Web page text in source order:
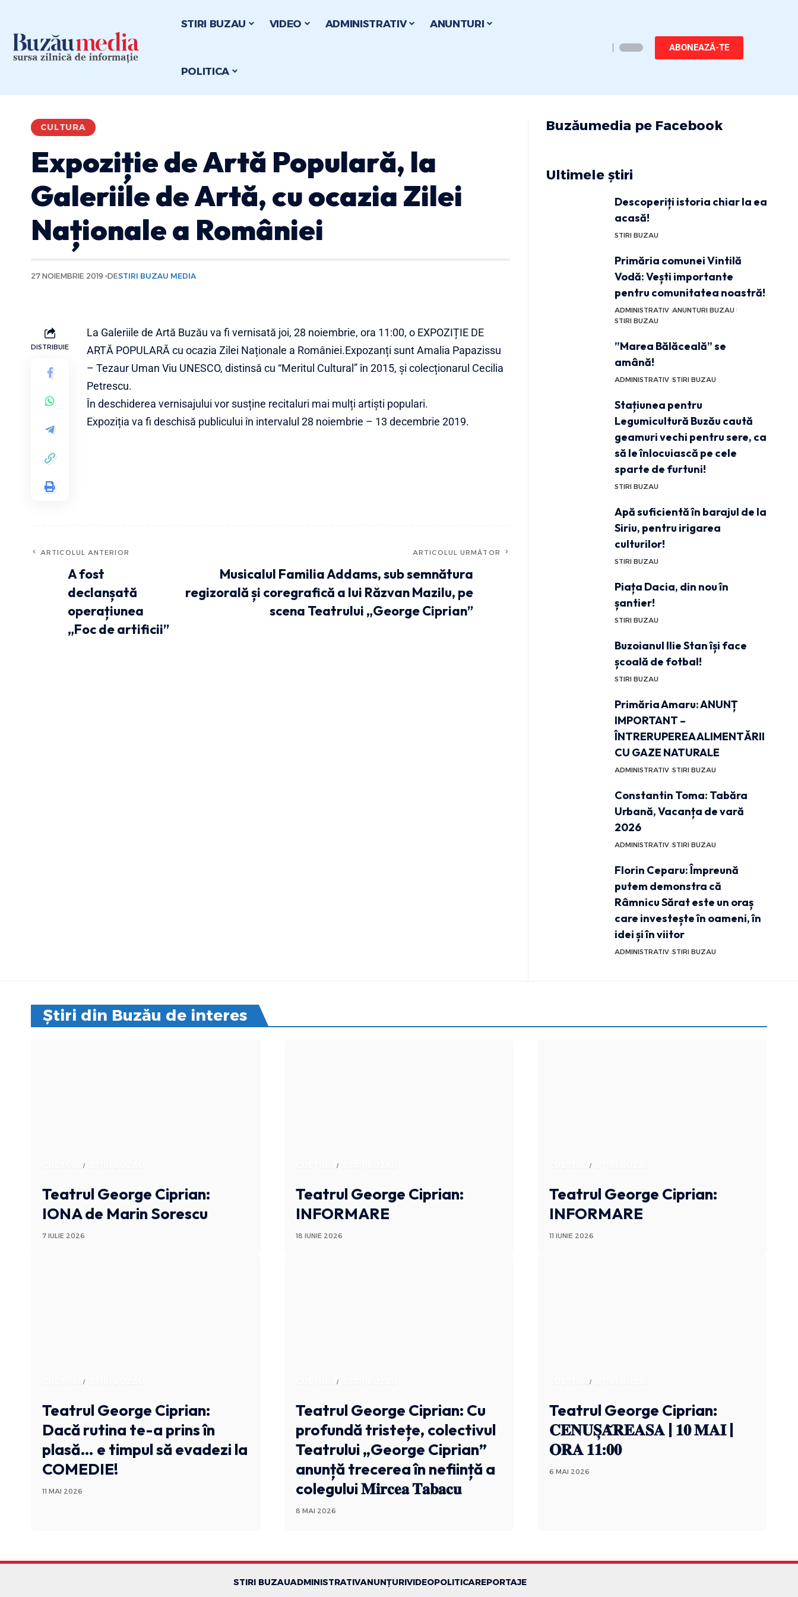
STIRI BUZAU VIDEO ADMINISTRATIV ANUNTURI
POLITICA
ABONEAZĂ-TE
CULTURA
Expoziție de Artă Populară, la
Galeriile de Artă, cu ocazia Zilei
Naționale a României
27 NOIEMBRIE 2019 DESTIRI BUZAU MEDIA
DISTRIBUIE
La Galeriile de Artă Buzău va fi vernisată joi, 28 noiembrie, ora 11:00, o EXPOZIȚIE DE
ARTĂ POPULARĂ cu ocazia Zilei Naționale a României.Expozanți sunt Amalia Papazissu
– Tezaur Uman Viu UNESCO, distinsă cu “Meritul Cultural” în 2015, și colecționarul Cecilia
Petrescu.
În deschiderea vernisajului vor susține recitaluri mai mulți artiști populari.
Expoziția va fi deschisă publicului în intervalul 28 noiembrie – 13 decembrie 2019.
ARTICOLUL ANTERIOR
A fost
declanșată
operațiunea
„Foc de artificii”
ARTICOLUL URMĂTOR
Musicalul Familia Addams, sub semnătura
regizorală și coregrafică a lui Răzvan Mazilu, pe
scena Teatrului „George Ciprian”
Buzăumedia pe Facebook
Ultimele știri
Descoperiți istoria chiar la ea
acasă!
STIRI BUZAU
Primăria comunei Vintilă
Vodă: Vești importante
pentru comunitatea noastră!
ADMINISTRATIV ANUNTURI BUZAU
STIRI BUZAU
”Marea Bălăceală” se
amână!
ADMINISTRATIV STIRI BUZAU
Stațiunea pentru
Legumicultură Buzău caută
geamuri vechi pentru sere, ca
să le înlocuiască pe cele
sparte de furtuni!
STIRI BUZAU
Apă suficientă în barajul de la
Siriu, pentru irigarea
culturilor!
STIRI BUZAU
Piața Dacia, din nou în
șantier!
STIRI BUZAU
Buzoianul Ilie Stan își face
școală de fotbal!
STIRI BUZAU
Primăria Amaru: ANUNȚ
IMPORTANT –
ÎNTRERUPEREA ALIMENTĂRII
CU GAZE NATURALE
ADMINISTRATIV STIRI BUZAU
Constantin Toma: Tabăra
Urbană, Vacanța de vară
2026
ADMINISTRATIV STIRI BUZAU
Florin Ceparu: Împreună
putem demonstra că
Râmnicu Sărat este un oraș
care investește în oameni, în
idei și în viitor
ADMINISTRATIV STIRI BUZAU
Știri din Buzău de interes
CULTURA
Teatrul George Ciprian:
IONA de Marin Sorescu
7 IULIE 2026
CULTURA
Teatrul George Ciprian:
INFORMARE
18 IUNIE 2026
CULTURA
Teatrul George Ciprian:
INFORMARE
11 IUNIE 2026
CULTURA
Teatrul George Ciprian:
Dacă rutina te-a prins în
plasă… e timpul să evadezi la
COMEDIE!
11 MAI 2026
CULTURA
Teatrul George Ciprian: Cu
profundă tristețe, colectivul
Teatrului „George Ciprian”
anunță trecerea în neființă a
colegului 𝐌𝐢𝐫𝐜𝐞𝐚 𝐓𝐚𝐛𝐚𝐜𝐮
8 MAI 2026
CULTURA
Teatrul George Ciprian:
𝐂𝐄𝐍𝐔𝐒̦𝐀̆𝐑𝐄𝐀𝐒𝐀 | 𝟏𝟎 𝐌𝐀𝐈 |
𝐎𝐑𝐀 𝟏𝟏:𝟎𝟎
6 MAI 2026
STIRI BUZAUADMINISTRATIVANUNȚURIVIDEOPOLITICAREPORTAJE